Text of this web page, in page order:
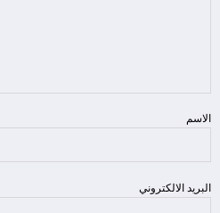
الاسم
البريد الالكتروني